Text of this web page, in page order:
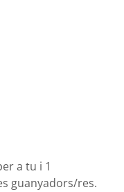
a tu i 1
guanyadors/res.